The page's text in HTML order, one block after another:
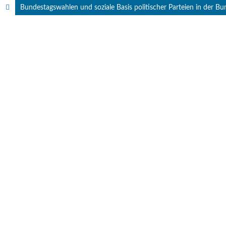
Bundestagswahlen und soziale Basis politischer Parteien in der